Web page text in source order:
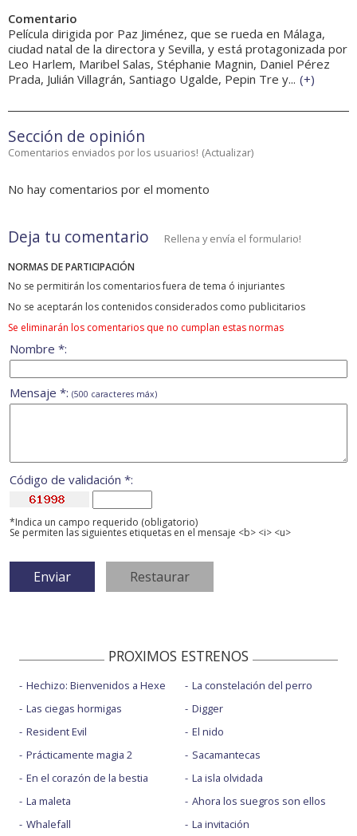
Comentario
Película dirigida por Paz Jiménez, que se rueda en Málaga,
ciudad natal de la directora y Sevilla, y está protagonizada por
Leo Harlem, Maribel Salas, Stéphanie Magnin, Daniel Pérez
Prada, Julián Villagrán, Santiago Ugalde, Pepin Tre y... (+)
Sección de opinión
Comentarios enviados por los usuarios! (Actualizar)
No hay comentarios por el momento
Deja tu comentario Rellena y envía el formulario!
NORMAS DE PARTICIPACIÓN
No se permitirán los comentarios fuera de tema ó injuriantes
No se aceptarán los contenidos considerados como publicitarios
Se eliminarán los comentarios que no cumplan estas normas
Nombre *:
Mensaje *: (500 caracteres máx)
Código de validación *:
*Indica un campo requerido (obligatorio)
Se permiten las siguientes etiquetas en el mensaje <b> <i> <u>
PROXIMOS ESTRENOS
Hechizo: Bienvenidos a Hexe
Las ciegas hormigas
Resident Evil
Prácticamente magia 2
En el corazón de la bestia
La maleta
Whalefall
La constelación del perro
Digger
El nido
Sacamantecas
La isla olvidada
Ahora los suegros son ellos
La invitación